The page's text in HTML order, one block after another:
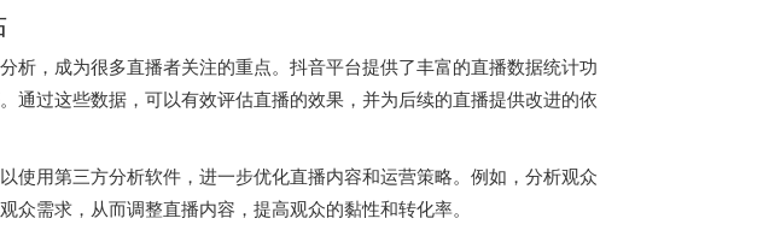
析，成为很多直播者关注的重点。抖音平台提供了丰富的直播数据统计功
通过这些数据，可以有效评估直播的效果，并为后续的直播提供改进的依
使用第三方分析软件，进一步优化直播内容和运营策略。例如，分析观众
众需求，从而调整直播内容，提高观众的黏性和转化率。